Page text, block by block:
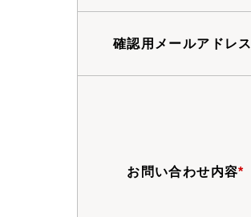
確認用メールアドレス
お問い合わせ内容*